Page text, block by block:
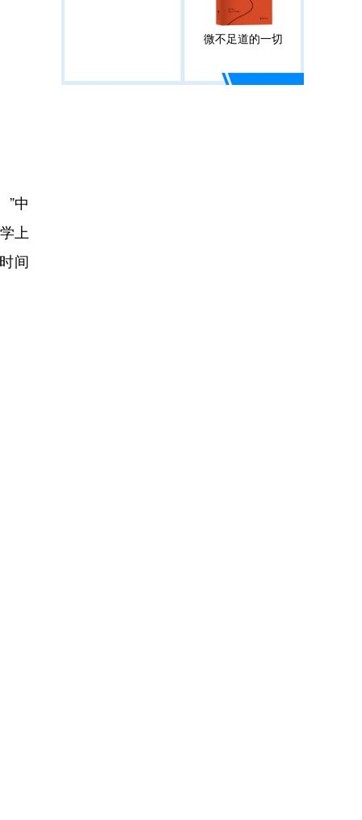
”中
上
间
微不足道的一切